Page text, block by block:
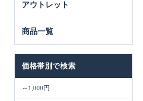
アウトレット
商品一覧
価格帯別で検索
～1,000円